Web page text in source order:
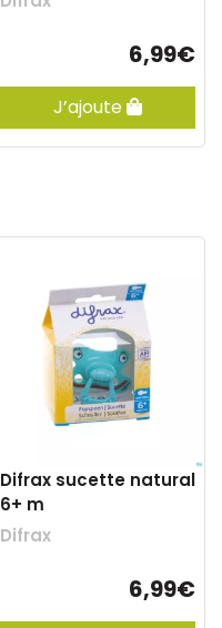
6,99€
J’ajoute
Difrax sucette natural
6+ m
Difrax
6,99€